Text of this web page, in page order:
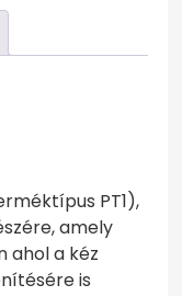
PT1),
amely
ahol a kéz
is